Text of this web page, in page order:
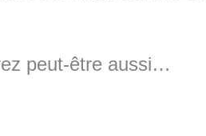
peut-être aussi…